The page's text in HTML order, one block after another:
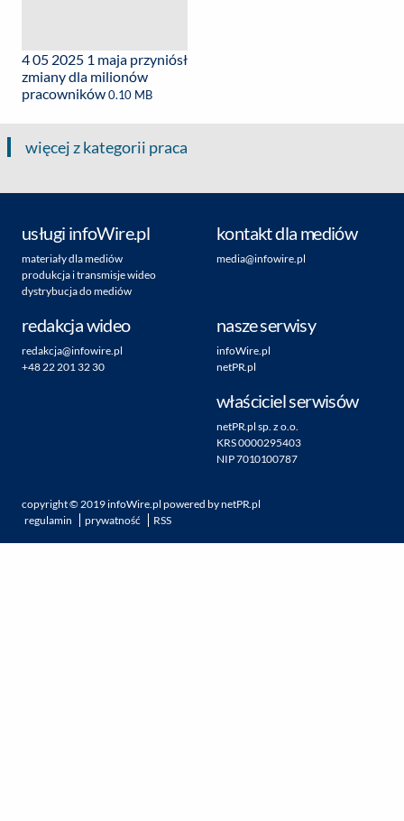
4 05 2025 1 maja przyniósł
zmiany dla milionów
pracowników0.10 MB
więcej z kategorii praca
usługi infoWire.pl
materiały dla mediów
produkcja i transmisje wideo
dystrybucja do mediów
kontakt dla mediów
media@infowire.pl
redakcja wideo
redakcja@infowire.pl
+48 22 201 32 30
nasze serwisy
infoWire.pl
netPR.pl
właściciel serwisów
netPR.pl sp. z o.o.
KRS 0000295403
NIP 7010100787
copyright ©2019infoWire.pl powered bynetPR.pl
regulamin
prywatność RSS